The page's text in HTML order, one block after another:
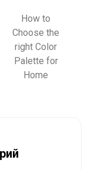
How to
Choose the
right Color
Palette for
Home